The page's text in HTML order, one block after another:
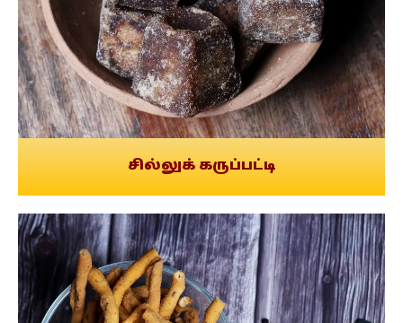
சில்லுக் கருப்பட்டி